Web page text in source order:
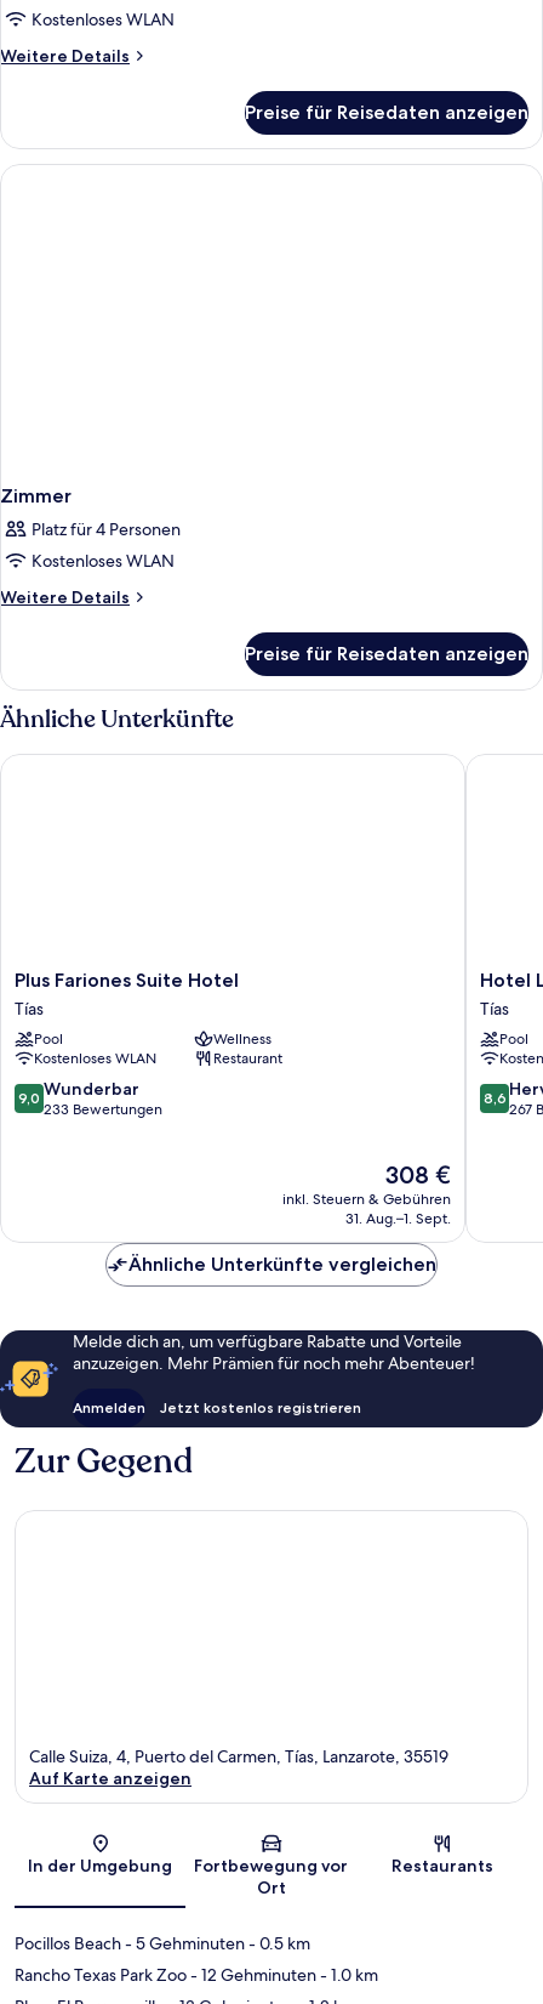
Kostenloses WLAN
Weitere Details
Weitere
Preise für Reisedaten anzeigen
Zimmer
Platz für 4 Personen
Kostenloses WLAN
Weitere Details
Weitere
Preise für Reisedaten anzeigen
Ähnliche Unterkünfte
Plus
Fariones
Suite
Hotel
Tías
Plus Fariones Suite Hotel
Tías
Pool
Wellness
Kostenloses WLAN
Restaurant
9.0
von
9,0 Wunderbar
233 Bewertungen
Der
Preis
beträgt
308 €
inkl. Steuern & Gebühren
31. Aug.–1. Sept.
Plus Fariones Suite Hotel
Hotel
Village
Tías
Hotel
Tías
Pool
8.6
von
8,6
267
Hotel
Ähnliche Unterkünfte vergleichen
Melde dich an, um verfügbare Rabatte und Vorteile
anzuzeigen. Mehr Prämien für noch mehr Abenteuer!
Anmelden Jetzt kostenlos registrieren
Zur Gegend
Karte
Calle Suiza, 4, Puerto del Carmen, Tías, Lanzarote, 35519
Auf Karte anzeigen
In der Umgebung
Fortbewegung vor
Ort
Restaurants
Pocillos Beach- 5 Gehminuten- 0.5 km
Rancho Texas Park Zoo- 12 Gehminuten- 1.0 km